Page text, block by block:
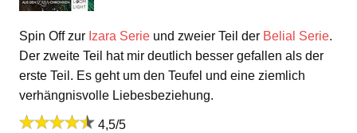
Spin Off zur Izara Serie und zweier Teil der Belial Serie.
Der zweite Teil hat mir deutlich besser gefallen als der
erste Teil. Es geht um den Teufel und eine ziemlich
verhängnisvolle Liebesbeziehung.
4,5/5